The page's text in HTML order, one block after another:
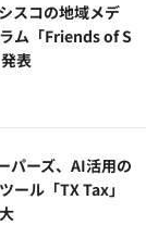
スコの地域メデ
ム「Friends of S
表
パーズ、AI活用の
ール「TX Tax」